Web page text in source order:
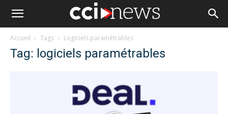
Accueil Tags Logiciels paramétrables
Tag: logiciels paramétrables